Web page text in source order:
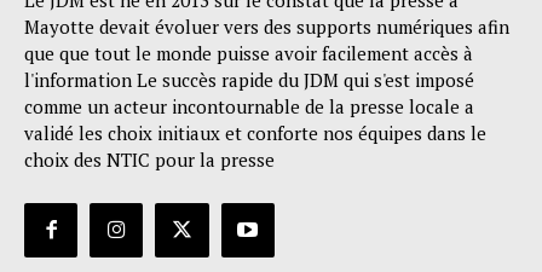
Mayotte devait évoluer vers des supports numériques afin
que que tout le monde puisse avoir facilement accès à
l'information Le succès rapide du JDM qui s'est imposé
comme un acteur incontournable de la presse locale a
validé les choix initiaux et conforte nos équipes dans le
choix des NTIC pour la presse